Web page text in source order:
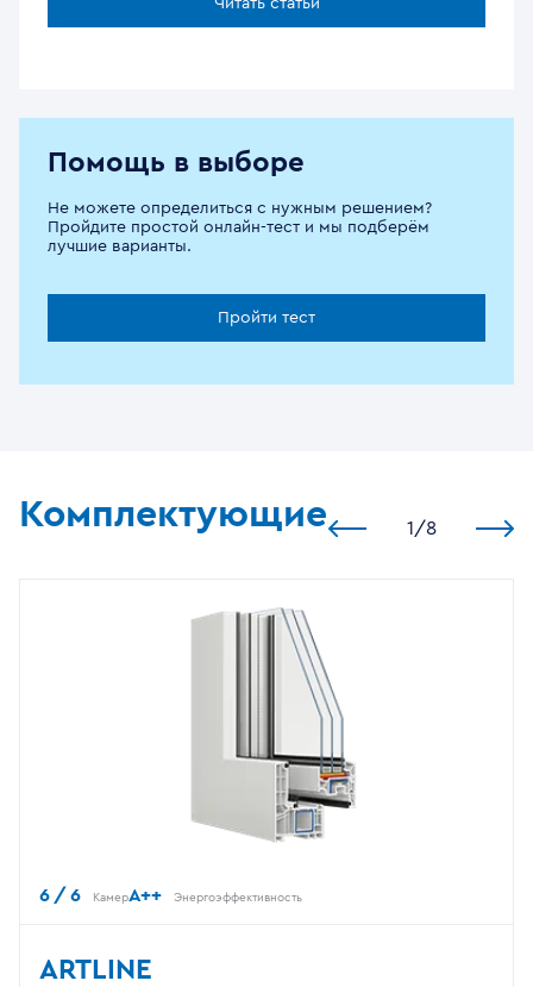
Читать статьи
Помощь в выборе
Не можете определиться с нужным решением?
Пройдите простой онлайн-тест и мы подберём
лучшие варианты.
Пройти тест
Комплектующие 1 /8
6 / 6 КамерA++ Энергоэффективность
ARTLINE